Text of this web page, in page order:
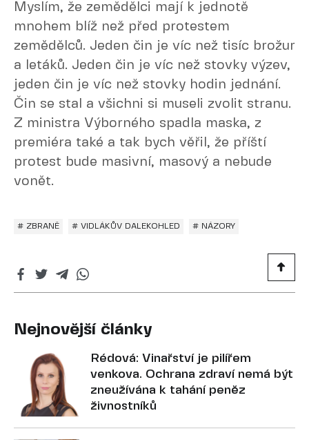
Myslím, že zemědělci mají k jednotě
mnohem blíž než před protestem
zemědělců. Jeden čin je víc než tisíc brožur
a letáků. Jeden čin je víc než stovky výzev,
jeden čin je víc než stovky hodin jednání.
Čin se stal a všichni si museli zvolit stranu.
Z ministra Výborného spadla maska, z
premiéra také a tak bych věřil, že příští
protest bude masivní, masový a nebude
vonět.
# ZBRANĚ # VIDLÁKŮV DALEKOHLED # NÁZORY
Nejnovější články
Rédová: Vinařství je pilířem
venkova. Ochrana zdraví nemá být
zneužívána k tahání peněz
živnostníků